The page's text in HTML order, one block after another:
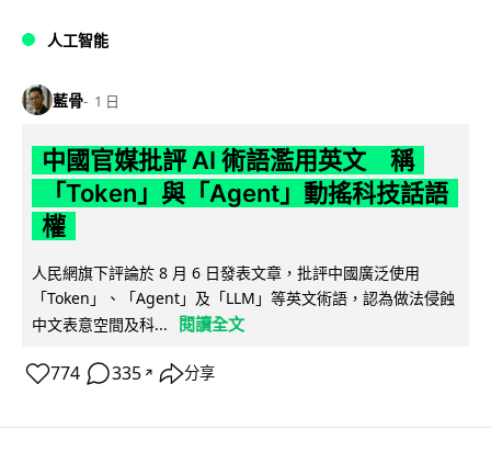
人工智能
藍骨 1 日
中國官媒批評 AI 術語濫用英文 稱
「Token」與「Agent」動搖科技話語
權
人民網旗下評論於 8 月 6 日發表文章，批評中國廣泛使用
「Token」、「Agent」及「LLM」等英文術語，認為做法侵蝕
中文表意空間及科...
閱讀全文
774 335 ↗ 分享